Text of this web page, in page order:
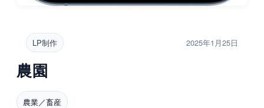
LP制作 2025年1月25日
農園
農業／畜産